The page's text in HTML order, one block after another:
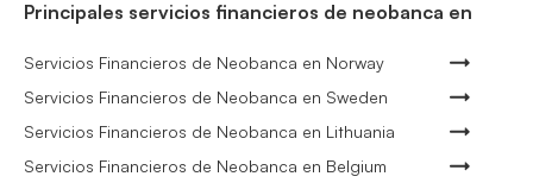
Principales servicios financieros de neobanca en
Servicios Financieros de Neobanca en Norway
Servicios Financieros de Neobanca en Sweden
Servicios Financieros de Neobanca en Lithuania
Servicios Financieros de Neobanca en Belgium